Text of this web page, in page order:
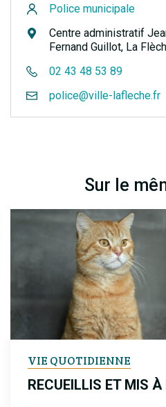
Police municipale
Centre administratif
Fernand Guillot, La
02 43 48 53 89
police@ville-lafleche.fr
Sur le
VIE QUOTIDIENNE
RECUEILLIS ET MIS À